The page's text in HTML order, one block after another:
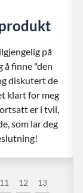
11 12 13
på
å finne "den
diskutert de
klart for meg
er i tvil,
som lar deg